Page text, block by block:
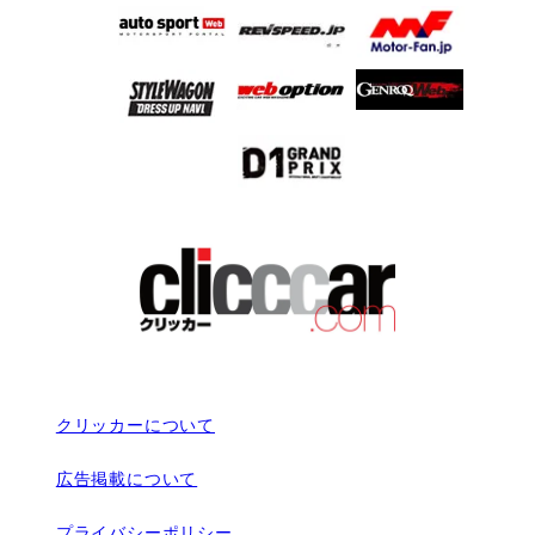
クリッカーについて
広告掲載について